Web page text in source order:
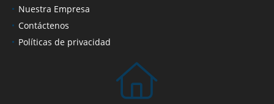
Nuestra Empresa
Contáctenos
Políticas de privacidad